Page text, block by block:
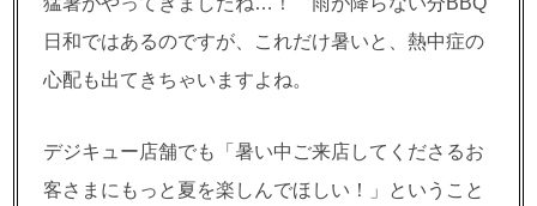
日和ではあるのですが、これだけ暑いと、熱中症の
心配も出てきちゃいますよね。
デジキュー店舗でも「暑い中ご来店してくださるお
客さまにもっと夏を楽しんでほしい！」ということ